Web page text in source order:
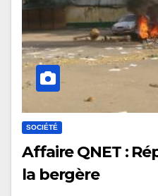
SOCIÉTÉ
Affaire QNET :
la bergère